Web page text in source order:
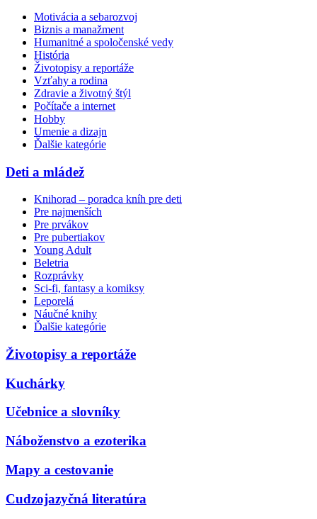
Motivácia a sebarozvoj
Biznis a manažment
Humanitné a spoločenské vedy
História
Životopisy a reportáže
Vzťahy a rodina
Zdravie a životný štýl
Počítače a internet
Hobby
Umenie a dizajn
Ďalšie kategórie
Deti a mládež
Knihorad – poradca kníh pre deti
Pre najmenších
Pre prvákov
Pre pubertiakov
Young Adult
Beletria
Rozprávky
Sci-fi, fantasy a komiksy
Leporelá
Náučné knihy
Ďalšie kategórie
Životopisy a reportáže
Kuchárky
Učebnice a slovníky
Náboženstvo a ezoterika
Mapy a cestovanie
Cudzojazyčná literatúra